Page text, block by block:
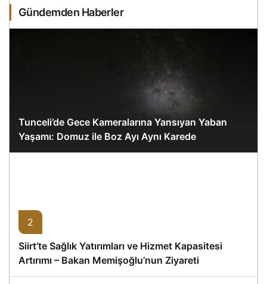
Gündemden Haberler
Tunceli’de Gece Kameralarına Yansıyan Yaban
Yaşamı: Domuz ile Boz Ayı Aynı Karede
2
Siirt’te Sağlık Yatırımları ve Hizmet Kapasitesi
Artırımı – Bakan Memişoğlu’nun Ziyareti